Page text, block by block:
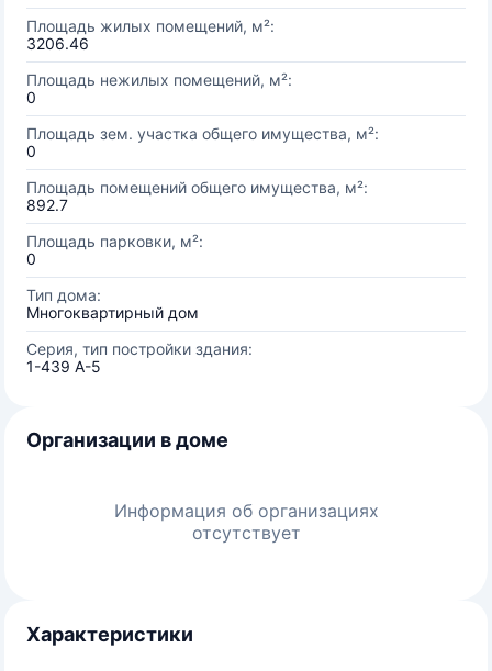
Площадь жилых помещений, м²:
3206.46
Площадь нежилых помещений, м²:
0
Площадь зем. участка общего имущества, м²:
0
Площадь помещений общего имущества, м²:
892.7
Площадь парковки, м²:
0
Тип дома:
Многоквартирный дом
Серия, тип постройки здания:
1-439 А-5
Организации в доме
Информация об организациях
отсутствует
Характеристики